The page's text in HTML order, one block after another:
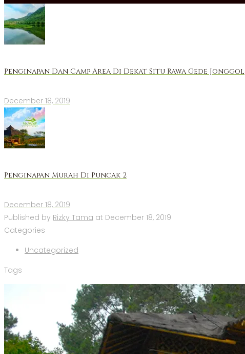
Penginapan Dan Camp Area Di Dekat Situ Rawa Gede Jonggol
December 18, 2019
Penginapan Murah Di Puncak 2
December 18, 2019
Published by Rizky Tama at December 18, 2019
Categories
Uncategorized
Tags